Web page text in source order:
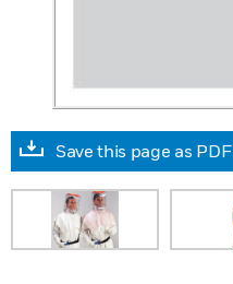
Save this page as PDF